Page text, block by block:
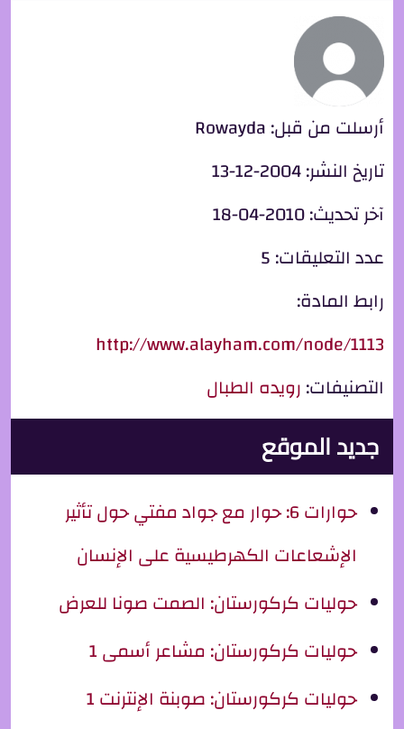
أرسلت من قبل:Rowayda
تاريخ النشر:2004-12-13
آخر تحديث:2010-04-18
عدد التعليقات:5
رابط المادة:
http://www.alayham.com/node/1113
التصنيفات:رويده الطبال
جديد الموقع
حوارات 6: حوار مع جواد مفتي حول تأثير
الإشعاعات الكهرطيسية على الإنسان
حوليات كركورستان: الصمت صونا للعرض
حوليات كركورستان: مشاعر أسمى 1
حوليات كركورستان: صوبنة الإنترنت 1